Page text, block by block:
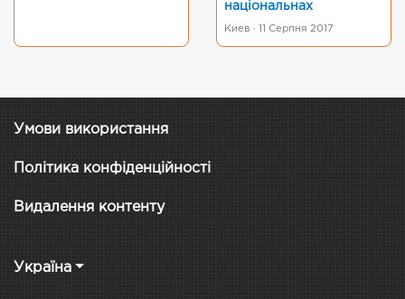
національнах
Киев · 11 Серпня 2017
Умови використання
Політика конфіденційності
Видалення контенту
Україна